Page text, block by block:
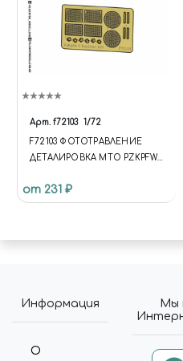
Арт. f72103 1/72
F72103 ФОТОТРАВЛЕНИЕ
ДЕТАЛИРОВКА МТО PZKPFW
от 231 ₽
Информация
О
Мы